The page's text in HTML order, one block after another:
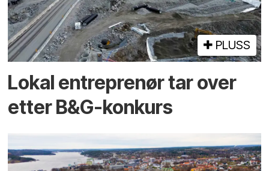
PLUSS
Lokal entreprenør tar over
etter B&G-konkurs